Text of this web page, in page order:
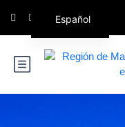
Español